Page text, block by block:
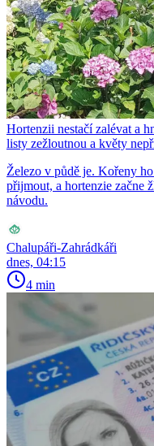
Hortenzii nestačí zalévat a
listy zežloutnou a květy
Železo v půdě je. Kořeny
přijmout, a hortenzie začne
návodu.
Chalupáři-Zahrádkáři
dnes, 04:15
4 min